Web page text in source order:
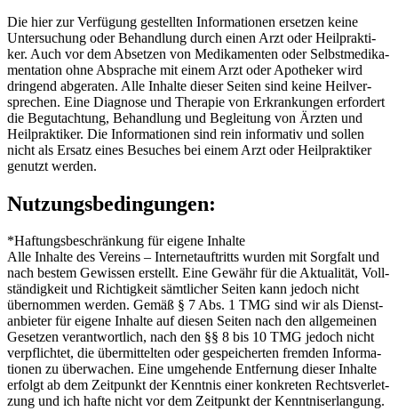
Die hier zur Ver­fü­gung gestell­ten Infor­ma­tio­nen erset­zen kei­ne
Unter­su­chung oder Behand­lung durch einen Arzt oder Heil­prak­ti­
ker. Auch vor dem Abset­zen von Medi­ka­men­ten oder Selbst­me­di­ka­
men­ta­ti­on ohne Abspra­che mit einem Arzt oder Apo­the­ker wird
drin­gend abge­ra­ten. Alle Inhal­te die­ser Sei­ten sind kei­ne Heil­ver­
spre­chen. Eine Dia­gno­se und The­ra­pie von Erkran­kun­gen erfor­dert
die Begut­ach­tung, Behand­lung und Beglei­tung von Ärz­ten und
Heil­prak­ti­ker. Die Infor­ma­tio­nen sind rein infor­ma­tiv und sol­len
nicht als Ersatz eines Besu­ches bei einem Arzt oder Heil­prak­ti­ker
genutzt werden.
Nutzungsbedingungen:
*Haf­tungs­be­schrän­kung für eige­ne Inhal­te
Alle Inhal­te des Ver­eins – Inter­net­auf­tritts wur­den mit Sorg­falt und
nach bes­tem Gewis­sen erstellt. Eine Gewähr für die Aktua­li­tät, Voll­
stän­dig­keit und Rich­tig­keit sämt­li­cher Sei­ten kann jedoch nicht
über­nom­men wer­den. Gemäß § 7 Abs. 1 TMG sind wir als Dienst­
an­bie­ter für eige­ne Inhal­te auf die­sen Sei­ten nach den all­ge­mei­nen
Geset­zen ver­ant­wort­lich, nach den §§ 8 bis 10 TMG jedoch nicht
ver­pflich­tet, die über­mit­tel­ten oder gespei­cher­ten frem­den Infor­ma­
tio­nen zu über­wa­chen. Eine umge­hen­de Ent­fer­nung die­ser Inhal­te
erfolgt ab dem Zeit­punkt der Kennt­nis einer kon­kre­ten Rechts­ver­let­
zung und ich haf­te nicht vor dem Zeit­punkt der Kennt­nis­er­lan­gung.